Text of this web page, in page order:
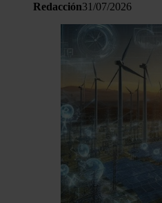
Redacción31/07/2026